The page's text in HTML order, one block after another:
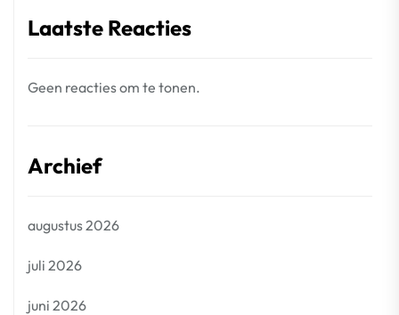
Laatste Reacties
Geen reacties om te tonen.
Archief
augustus 2026
juli 2026
juni 2026